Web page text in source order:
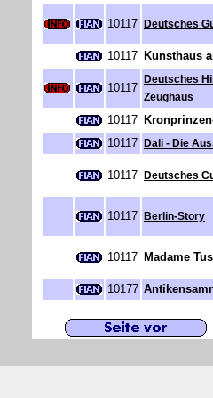
10117 Deutsches
10117 Kunsthaus
10117
Deutsches
Zeughaus
10117
10117
Dali - Die
10117 Deutsches
10117 Berlin-Story
10117 Madame
10177